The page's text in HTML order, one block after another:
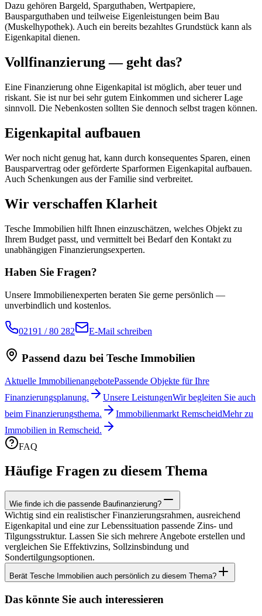
Dazu gehören Bargeld, Sparguthaben, Wertpapiere,
Bausparguthaben und teilweise Eigenleistungen beim Bau
(Muskelhypothek). Auch ein bereits bezahltes Grundstück kann als
Eigenkapital dienen.
Vollfinanzierung — geht das?
Eine Finanzierung ohne Eigenkapital ist möglich, aber teuer und
riskant. Sie ist nur bei sehr gutem Einkommen und sicherer Lage
sinnvoll. Die Nebenkosten sollten Sie dennoch selbst tragen können.
Eigenkapital aufbauen
Wer noch nicht genug hat, kann durch konsequentes Sparen, einen
Bausparvertrag oder geförderte Sparformen Eigenkapital aufbauen.
Auch Schenkungen aus der Familie sind verbreitet.
Wir verschaffen Klarheit
Tesche Immobilien hilft Ihnen einzuschätzen, welches Objekt zu
Ihrem Budget passt, und vermittelt bei Bedarf den Kontakt zu
unabhängigen Finanzierungsexperten.
Haben Sie Fragen?
Unsere Immobilienexperten beraten Sie gerne persönlich —
unverbindlich und kostenlos.
02191 / 80 282 E-Mail schreiben
Passend dazu bei Tesche Immobilien
Aktuelle ImmobilienangebotePassende Objekte für Ihre
Finanzierungsplanung.
Unsere LeistungenWir begleiten Sie auch
beim Finanzierungsthema.
Immobilienmarkt RemscheidMehr zu
Immobilien in Remscheid.
FAQ
Häufige Fragen zu diesem Thema
Wie finde ich die passende Baufinanzierung?
Wichtig sind ein realistischer Finanzierungsrahmen, ausreichend
Eigenkapital und eine zur Lebenssituation passende Zins- und
Tilgungsstruktur. Lassen Sie sich mehrere Angebote erstellen und
vergleichen Sie Effektivzins, Sollzinsbindung und
Sondertilgungsoptionen.
Berät Tesche Immobilien auch persönlich zu diesem Thema?
Das könnte Sie auch interessieren